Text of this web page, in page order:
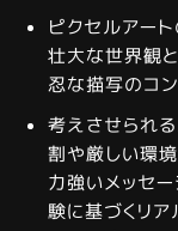
ピクセルアー
壮大な世界観
忍な描写のコン
考えさせられ
割や厳しい環
力強いメッセ
験に基づくリ